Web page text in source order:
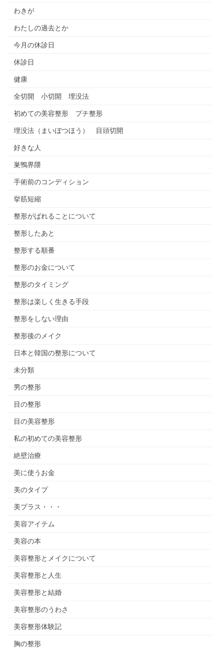
わきが
わたしの過去とか
今月の休診日
休診日
健康
全切開 小切開 埋没法
初めての美容整形 プチ整形
埋没法（まいぼつほう） 目頭切開
好きな人
巣鴨界隈
手術前のコンディション
挙筋短縮
整形がばれることについて
整形したあと
整形する順番
整形のお金について
整形のタイミング
整形は楽しく生きる手段
整形をしない理由
整形後のメイク
日本と韓国の整形について
未分類
男の整形
目の整形
目の美容整形
私の初めての美容整形
絶壁治療
美に使うお金
美のタイプ
美プラス・・・
美容アイテム
美容の本
美容整形とメイクについて
美容整形と人生
美容整形と結婚
美容整形のうわさ
美容整形体験記
胸の整形